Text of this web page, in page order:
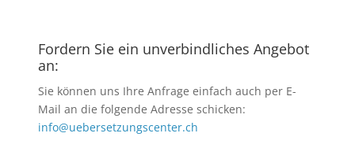
Fordern Sie ein unverbindliches Angebot
an:
Sie können uns Ihre Anfrage einfach auch per E-
Mail an die folgende Adresse schicken:
info@uebersetzungscenter.ch